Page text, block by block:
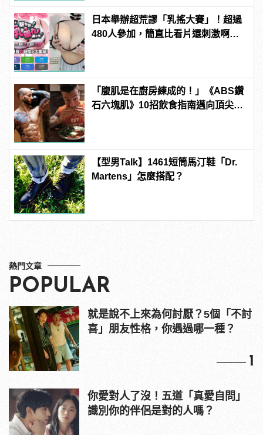
日本舉辦超荒謬「乳搖大賽」！超過
480人參加，簡直比看片還刺激啊！ |
「腹肌是在廚房練成的！」《ABS鑽
石六塊肌》10招飲食指南邁向頂尖腹
【型男Talk】1461短筒馬汀鞋「Dr.
Martens」怎麼搭配？
熱門文章
POPULAR
就是說不上來為何討厭？5個「不討
喜」朋友性格，你遇過哪一種？
1
你愛對人了沒！五道「真愛自問」
識別你的伴侶是對的人嗎？